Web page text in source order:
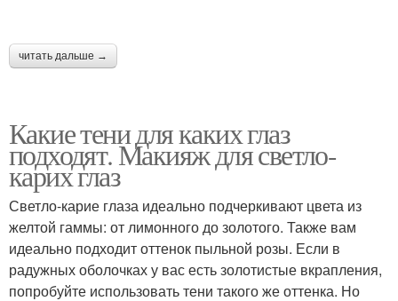
читать дальше →
Какие тени для каких глаз
подходят. Макияж для светло-
карих глаз
Светло-карие глаза идеально подчеркивают цвета из
желтой гаммы: от лимонного до золотого. Также вам
идеально подходит оттенок пыльной розы. Если в
радужных оболочках у вас есть золотистые вкрапления,
попробуйте использовать тени такого же оттенка. Но